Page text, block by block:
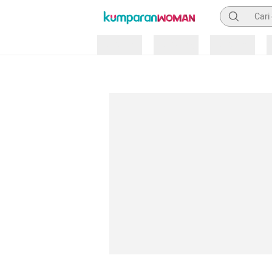
Pencarian